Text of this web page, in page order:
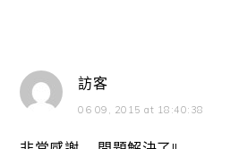
訪客
06 09, 2015 at 18:40:38